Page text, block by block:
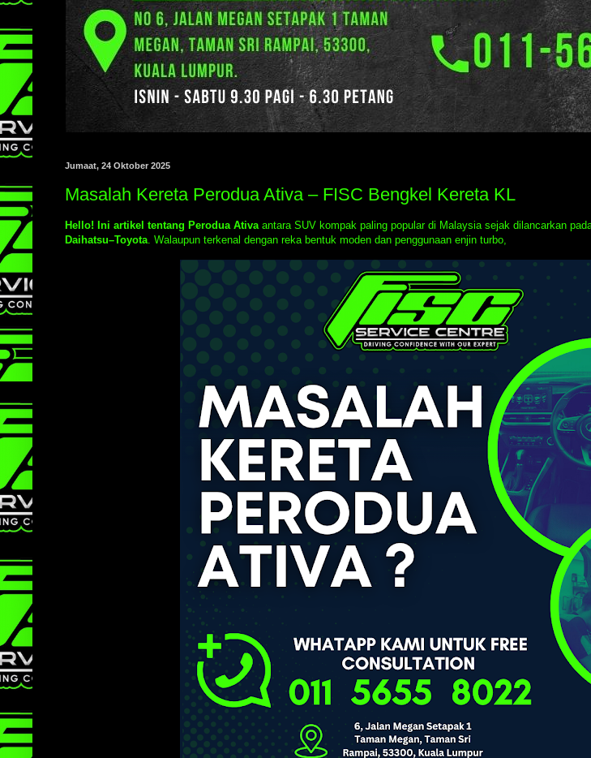
Jumaat, 24 Oktober 2025
Masalah Kereta Perodua Ativa – FISC Bengkel Kereta KL
Hello! Ini artikel tentang Perodua Ativa antara SUV kompak paling popular di Malaysia sejak dilancarkan
Daihatsu–Toyota . Walaupun terkenal dengan reka bentuk moden dan penggunaan enjin turbo,